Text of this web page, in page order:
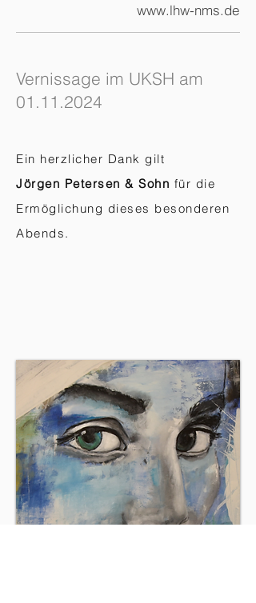
www.lhw-nms.de
Vernissage im UKSH am
01.11.2024
Ein herzlicher Dank gilt
Jörgen Petersen & Sohn für die
Ermöglichung dieses besonderen
Abends.